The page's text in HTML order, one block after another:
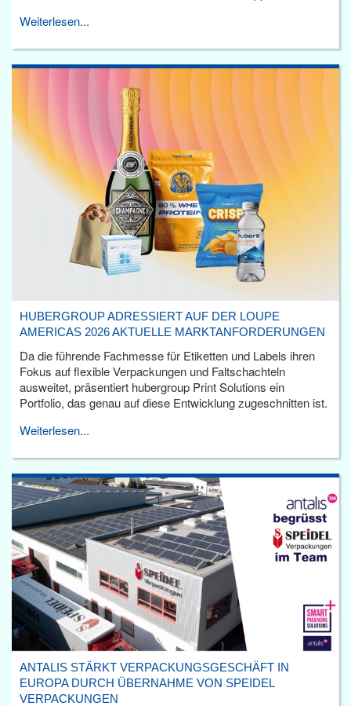
Weiterlesen...
HUBERGROUP ADRESSIERT AUF DER LOUPE
AMERICAS 2026 AKTUELLE MARKTANFORDERUNGEN
Da die führende Fachmesse für Etiketten und Labels ihren
Fokus auf flexible Verpackungen und Faltschachteln
ausweitet, präsentiert hubergroup Print Solutions ein
Portfolio, das genau auf diese Entwicklung zugeschnitten ist.
Weiterlesen...
ANTALIS STÄRKT VERPACKUNGSGESCHÄFT IN
EUROPA DURCH ÜBERNAHME VON SPEIDEL
VERPACKUNGEN